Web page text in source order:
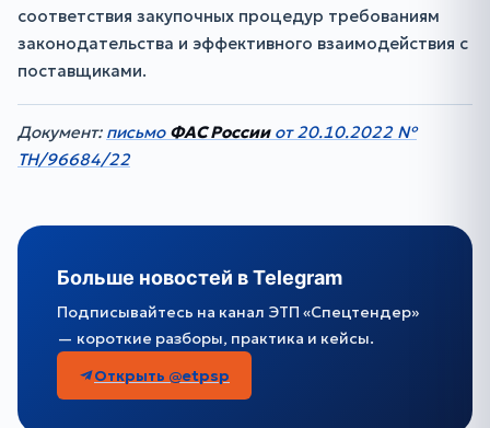
соответствия закупочных процедур требованиям
законодательства и эффективного взаимодействия с
поставщиками.
Документ: письмо ФАС Россииот 20.10.2022 №
ТН/96684/22
Больше новостей в Telegram
Подписывайтесь на канал ЭТП «Спецтендер»
— короткие разборы, практика и кейсы.
Открыть @etpsp